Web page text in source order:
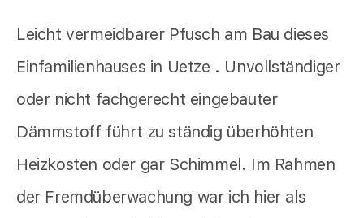
Leicht vermeidbarer Pfusch am Bau dieses
Einfamilienhauses in Uetze . Unvollständiger
oder nicht fachgerecht eingebauter
Dämmstoff führt zu ständig überhöhten
Heizkosten oder gar Schimmel. Im Rahmen
der Fremdüberwachung war ich hier als